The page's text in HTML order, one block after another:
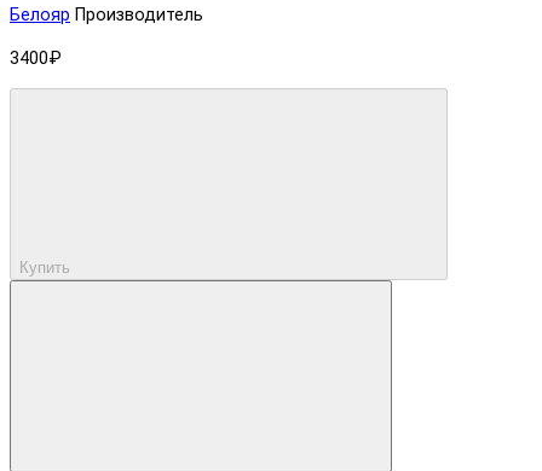
Белояр Производитель
3400₽
Купить